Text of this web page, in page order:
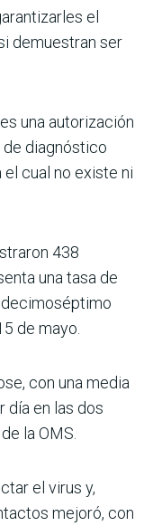
el
demuestran ser
una autorización
diagnóstico
cual no existe ni
438
una tasa de
de mayo.
con una media
día en las dos
la OMS.
el virus y,
mejoró, con